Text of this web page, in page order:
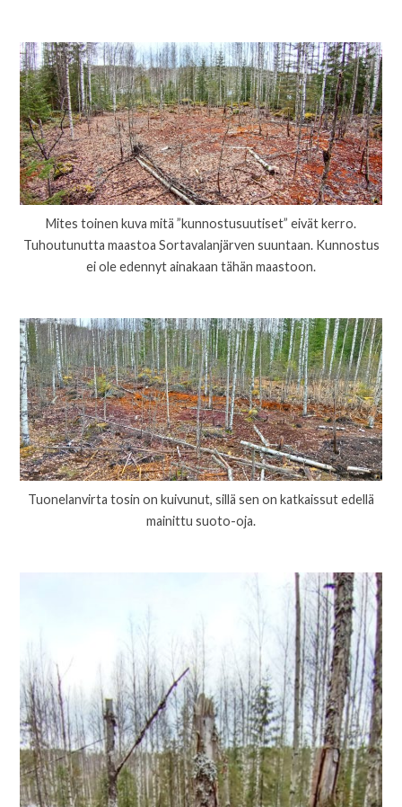
Mites toinen kuva mitä ”kunnostusuutiset” eivät kerro.
Tuhoutunutta maastoa Sortavalanjärven suuntaan. Kunnostus
ei ole edennyt ainakaan tähän maastoon.
Tuonelanvirta tosin on kuivunut, sillä sen on katkaissut edellä
mainittu suoto-oja.